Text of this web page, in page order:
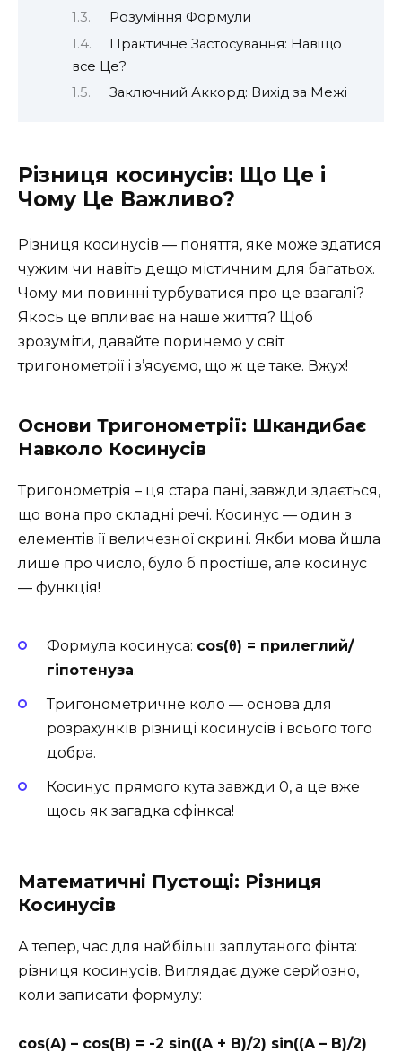
Розуміння Формули
Практичне Застосування: Навіщо
все Це?
Заключний Аккорд: Вихід за Межі
Різниця косинусів: Що Це і
Чому Це Важливо?
Різниця косинусів — поняття, яке може здатися
чужим чи навіть дещо містичним для багатьох.
Чому ми повинні турбуватися про це взагалі?
Якось це впливає на наше життя? Щоб
зрозуміти, давайте поринемо у світ
тригонометрії і з’ясуємо, що ж це таке. Вжух!
Основи Тригонометрії: Шкандибає
Навколо Косинусів
Тригонометрія – ця стара пані, завжди здається,
що вона про складні речі. Косинус — один з
елементів її величезної скрині. Якби мова йшла
лише про число, було б простіше, але косинус
— функція!
Формула косинуса: cos(θ) = прилеглий/
гіпотенуза.
Тригонометричне коло — основа для
розрахунків різниці косинусів і всього того
добра.
Косинус прямого кута завжди 0, а це вже
щось як загадка сфінкса!
Математичні Пустощі: Різниця
Косинусів
А тепер, час для найбільш заплутаного фінта:
різниця косинусів. Виглядає дуже серйозно,
коли записати формулу:
cos(A) – cos(B) = -2 sin((A + B)/2) sin((A – B)/2)